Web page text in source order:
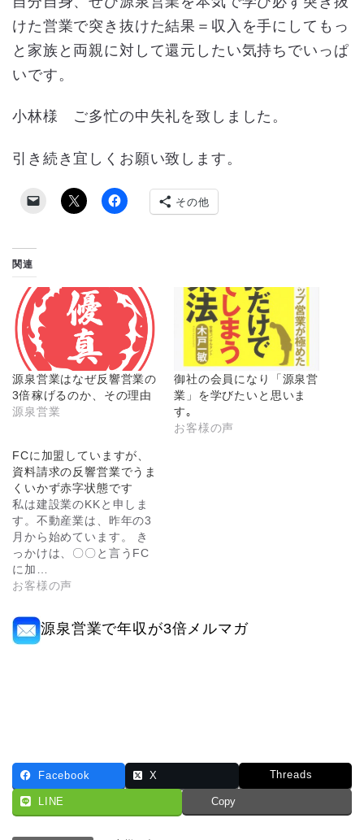
けた営業で突き抜けた結果＝収入を手にしてもっ
と家族と両親に対して還元したい気持ちでいっぱ
いです。
小林様 ご多忙の中失礼を致しました。
引き続き宜しくお願い致します。
その他
関連
源泉営業はなぜ反響営業の
3倍稼げるのか、その理由
源泉営業
御社の会員になり「源泉営
業」を学びたいと思いま
す｡
お客様の声
FCに加盟していますが、
資料請求の反響営業でうま
くいかず赤字状態です
私は建設業のKKと申しま
す。不動産業は、昨年の3
月から始めています。 き
っかけは、〇〇と言うFC
に加…
お客様の声
源泉営業で年収が3倍メルマガ
Facebook X Threads
LINE Copy